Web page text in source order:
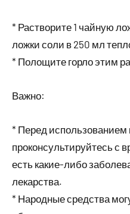
* Растворите 1 чайную
ложки соли в 250 мл
* Полощите горло этим
Важно:
* Перед использованием
проконсультируйтесь с
есть какие-либо
лекарства.
* Народные средства